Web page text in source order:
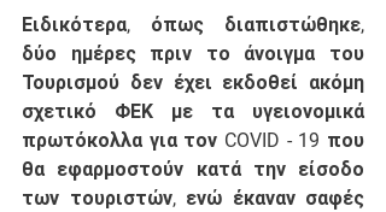
Ειδικότερα, όπως διαπιστώθηκε,
δύο ημέρες πριν το άνοιγμα του
Τουρισμού δεν έχει εκδοθεί ακόμη
σχετικό ΦΕΚ με τα υγειονομικά
πρωτόκολλα για τον COVID - 19 που
θα εφαρμοστούν κατά την είσοδο
των τουριστών, ενώ έκαναν σαφές